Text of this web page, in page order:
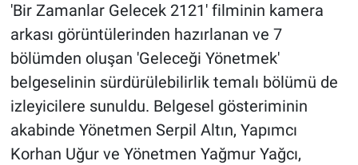
'Bir Zamanlar Gelecek 2121' filminin kamera
arkası görüntülerinden hazırlanan ve 7
bölümden oluşan 'Geleceği Yönetmek'
belgeselinin sürdürülebilirlik temalı bölümü de
izleyicilere sunuldu. Belgesel gösteriminin
akabinde Yönetmen Serpil Altın, Yapımcı
Korhan Uğur ve Yönetmen Yağmur Yağcı,